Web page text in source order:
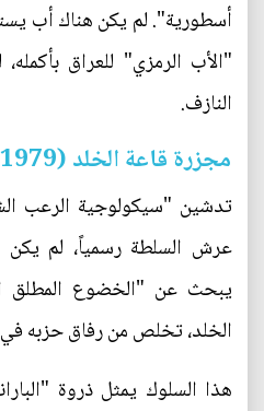
أسطورية". لم يكن هناك أب
"الأب الرمزي" للعراق
النازف.
مجزرة قاعة الخلد (1979):
تدشين "سيكولوجية الرعب
عرش السلطة رسمياً، لم يكن
يبحث عن "الخضوع المطلق
الخلد، تخلص من رفاق حزبه
هذا السلوك يمثل ذروة